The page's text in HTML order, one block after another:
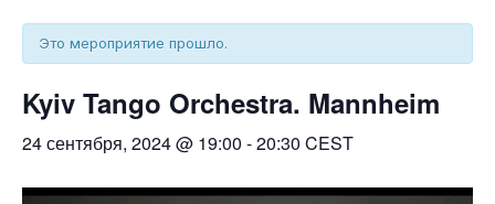
Это мероприятие прошло.
Kyiv Tango Orchestra. Mannheim
24 сентября, 2024 @ 19:00 -20:30 CEST